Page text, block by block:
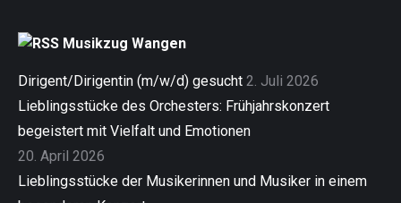
Musikzug Wangen
Dirigent/Dirigentin (m/w/d) gesucht 2. Juli 2026
Lieblingsstücke des Orchesters: Frühjahrskonzert
begeistert mit Vielfalt und Emotionen
20. April 2026
Lieblingsstücke der Musikerinnen und Musiker in einem